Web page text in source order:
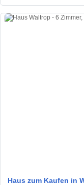
Haus zum Kaufen in